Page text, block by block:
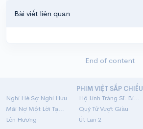
Bài viết liên quan
End of content
PHIM VIỆT SẮP CHIẾU
Nghỉ Hè Sợ Nghỉ Hưu
Hộ Linh Tráng Sĩ: Bí Ẩn Mộ Vua Đinh
Mãi Nợ Một Lời Tạm Biệt
Quý Tử Vượt Giàu
Lên Hương
Út Lan 2